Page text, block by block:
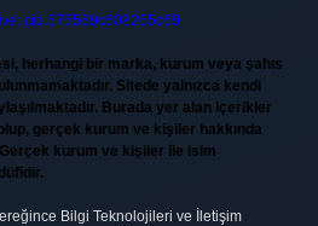
herhangi bir marka, kurum veya şahıs
Sitede yalnızca kendi
Burada yer alan içerikler
gerçek kurum ve kişiler hakkında
Gerçek kurum ve kişiler ile isim
Bilgi Teknolojileri ve İletişim